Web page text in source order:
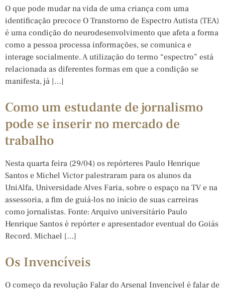
O que pode mudar na vida de uma criança com uma
identificação precoce O Transtorno de Espectro Autista (TEA)
é uma condição do neurodesenvolvimento que afeta a forma
como a pessoa processa informações, se comunica e
interage socialmente. A utilização do termo “espectro” está
relacionada as diferentes formas em que a condição se
manifesta, já […]
Como um estudante de jornalismo
pode se inserir no mercado de
trabalho
Nesta quarta feira (29/04) os repórteres Paulo Henrique
Santos e Michel Victor palestraram para os alunos da
UniAlfa, Universidade Alves Faria, sobre o espaço na TV e na
assessoria, a fim de guiá-los no início de suas carreiras
como jornalistas. Fonte: Arquivo universitário Paulo
Henrique Santos é repórter e apresentador eventual do Goiás
Record. Michael […]
Os Invencíveis
O começo da revolução Falar do Arsenal Invencível é falar de